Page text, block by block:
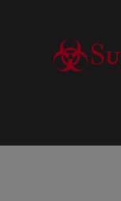
contenido